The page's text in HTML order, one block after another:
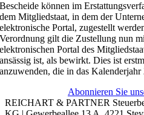
Bescheide können im
dem Mitgliedstaat, in dem der
elektronische Portal, zugestellt
Verordnung gilt die Zustellung nun
elektronischen Portal des
ansässig ist, als bewirkt. Dies ist
anzuwenden, die in das Kalenderjahr
Abonnieren Sie
REICHART & PARTNER